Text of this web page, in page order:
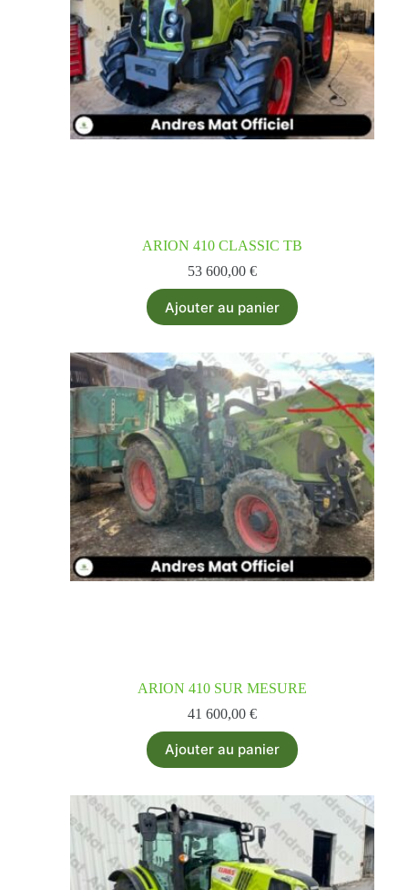
ARION 410 CLASSIC TB
53 600,00 €
Ajouter au panier
ARION 410 SUR MESURE
41 600,00 €
Ajouter au panier